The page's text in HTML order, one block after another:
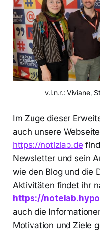
v.l.n.r.: Viviane,
Im Zuge dieser
auch unsere
https://notizlab.de
Newsletter und sein
wie den Blog und die
Aktivitäten findet ihr
https://
auch die
Motivation und Ziele